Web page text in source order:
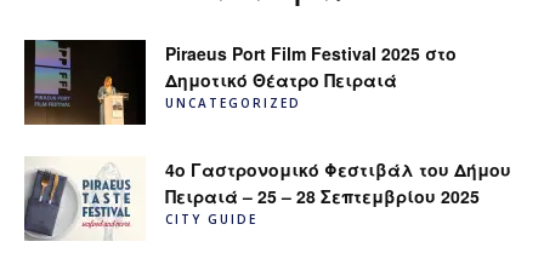
Piraeus Port Film Festival 2025 στο
Δημοτικό Θέατρο Πειραιά
UNCATEGORIZED
4ο Γαστρονομικό Φεστιβάλ του Δήμου
Πειραιά – 25 – 28 Σεπτεμβρίου 2025
CITY GUIDE